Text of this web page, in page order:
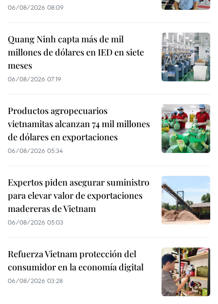
06/08/2026 08:09
Quang Ninh capta más de mil
millones de dólares en IED en siete
meses
06/08/2026 07:19
Productos agropecuarios
vietnamitas alcanzan 74 mil millones
de dólares en exportaciones
06/08/2026 05:34
Expertos piden asegurar suministro
para elevar valor de exportaciones
madereras de Vietnam
06/08/2026 05:03
Refuerza Vietnam protección del
consumidor en la economía digital
06/08/2026 03:28